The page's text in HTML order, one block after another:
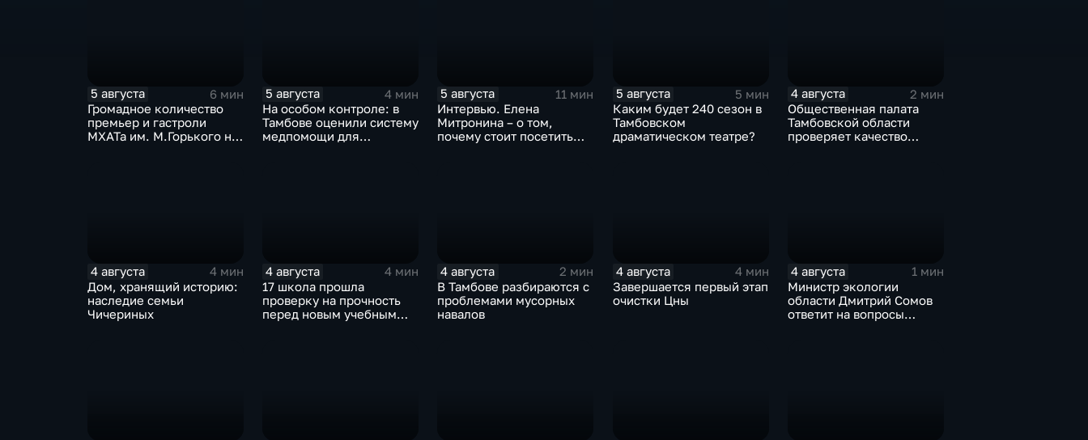
5 августа
6 мин
Громадное количество
премьер и гастроли
МХАТа им. М.Горького на
5 августа
4 мин
На особом контроле: в
Тамбове оценили систему
медпомощи для
5 августа
11 мин
Интервью. Елена
Митронина – о том,
почему стоит посетить
5 августа
5 мин
Каким будет 240 сезон в
Тамбовском
драматическом театре?
4 августа
2 мин
Общественная палата
Тамбовской области
проверяет качество
4 августа
4 мин
Дом, хранящий историю:
наследие семьи
Чичериных
4 августа
4 мин
17 школа прошла
проверку на прочность
перед новым учебным
4 августа
2 мин
В Тамбове разбираются с
проблемами мусорных
навалов
4 августа
4 мин
Завершается первый этап
очистки Цны
4 августа
1 мин
Министр экологии
области Дмитрий Сомов
ответит на вопросы